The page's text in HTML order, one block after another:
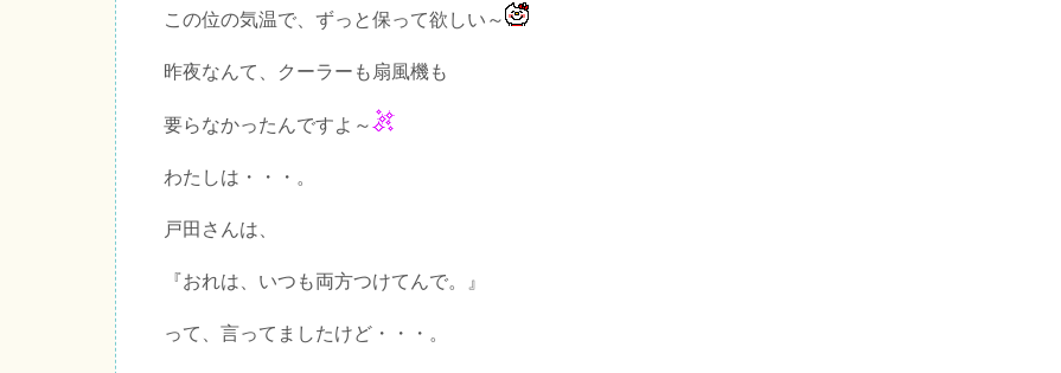
この位の気温で、ずっと保って欲しい～
昨夜なんて、クーラーも扇風機も
要らなかったんですよ～
わたしは・・・。
戸田さんは、
『おれは、いつも両方つけてんで。』
って、言ってましたけど・・・。